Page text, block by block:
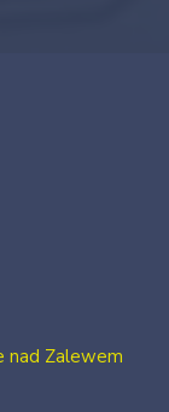
nad Zalewem